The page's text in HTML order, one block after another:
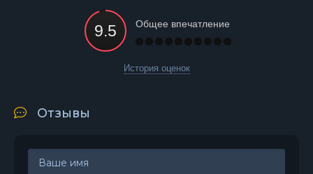
Общее впечатление
История оценок
Отзывы